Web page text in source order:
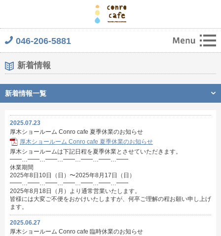
046-206-5881
新着情報
新着情報一覧
2025.07.23
厚木ショールーム Conro cafe 夏季休業のお知らせ
厚木ショールーム Conro cafe 夏季休業のお知らせ
厚木ショールームは下記日程を夏季休業とさせていただきます。
━━…━━…━━…━━…━━…━━…━━
休業期間
2025年8日10日（日）〜2025年8月17日（日）
━━…━━…━━…━━…━━…━━…━━
2025年8月18日（月）より通常営業いたします。
皆様には大変ご不便をおかけいたしますが、何卒ご理解の程お願い申し上げ
ます。
2025.06.27
厚木ショールーム Conro cafe 臨時休業のお知らせ